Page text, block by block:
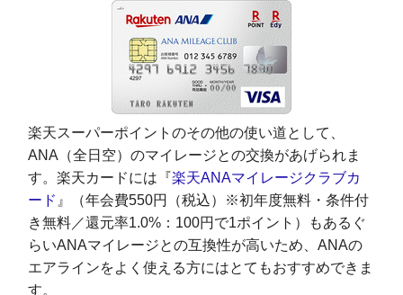
楽天スーパーポイントのその他の使い道として、
ANA（全日空）のマイレージとの交換があげられま
す。楽天カードには『楽天ANAマイレージクラブカ
ード 』（年会費550円（税込）※初年度無料・条件付
き無料／還元率1.0%：100円で1ポイント）もあるぐ
らいANAマイレージとの互換性が高いため、ANAの
エアラインをよく使える方にはとてもおすすめできま
す。